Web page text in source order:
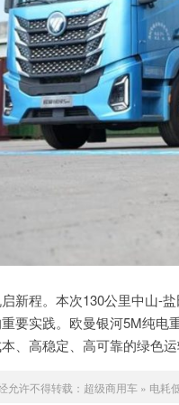
新程。本次130公里中山-
要实践。欧曼银河5M纯
、高稳定、高可靠的绿色运
允许不得转载： 超级商用车 » 电耗